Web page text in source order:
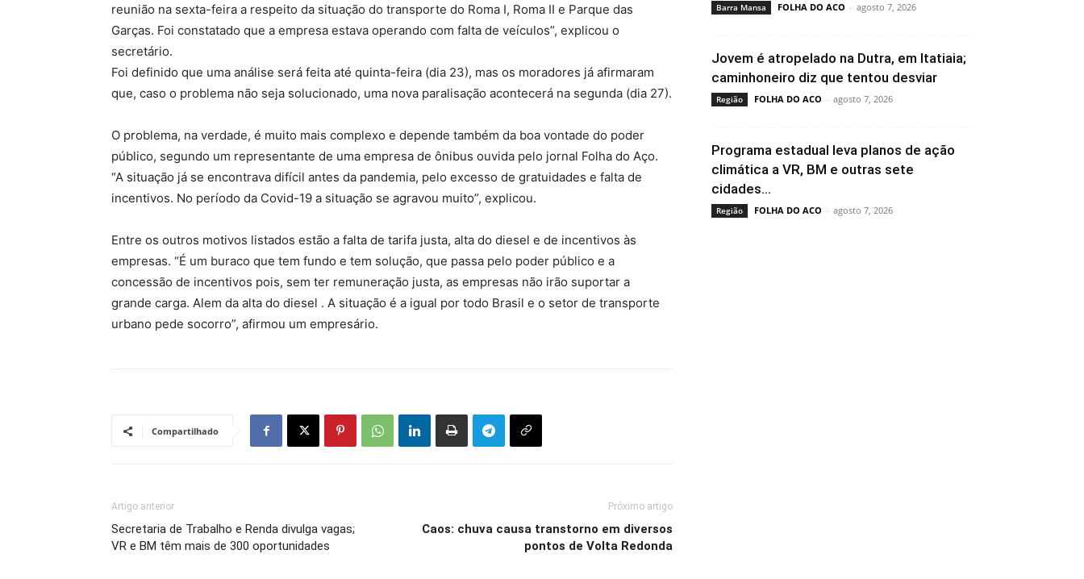
reunião na sexta-feira a respeito da situação do transporte do Roma I, Roma II e Parque das
Garças. Foi constatado que a empresa estava operando com falta de veículos”, explicou o
secretário.
Foi definido que uma análise será feita até quinta-feira (dia 23), mas os moradores já afirmaram
que, caso o problema não seja solucionado, uma nova paralisação acontecerá na segunda (dia 27).
O problema, na verdade, é muito mais complexo e depende também da boa vontade do poder
público, segundo um representante de uma empresa de ônibus ouvida pelo jornal Folha do Aço.
“A situação já se encontrava difícil antes da pandemia, pelo excesso de gratuidades e falta de
incentivos. No período da Covid-19 a situação se agravou muito”, explicou.
Entre os outros motivos listados estão a falta de tarifa justa, alta do diesel e de incentivos às
empresas. “É um buraco que tem fundo e tem solução, que passa pelo poder público e a
concessão de incentivos pois, sem ter remuneração justa, as empresas não irão suportar a
grande carga. Alem da alta do diesel . A situação é a igual por todo Brasil e o setor de transporte
urbano pede socorro”, afirmou um empresário.
Compartilhado
Artigo anterior
Secretaria de Trabalho e Renda divulga vagas;
VR e BM têm mais de 300 oportunidades
Próximo artigo
Caos: chuva causa transtorno em diversos
pontos de Volta Redonda
Barra Mansa FOLHA DO ACO - agosto 7, 2026
Jovem é atropelado na Dutra, em Itatiaia;
caminhoneiro diz que tentou desviar
Região FOLHA DO ACO - agosto 7, 2026
Programa estadual leva planos de ação
climática a VR, BM e outras sete
cidades...
Região FOLHA DO ACO - agosto 7, 2026